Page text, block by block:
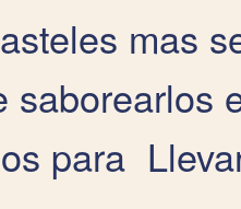
mas
saborearlos
para